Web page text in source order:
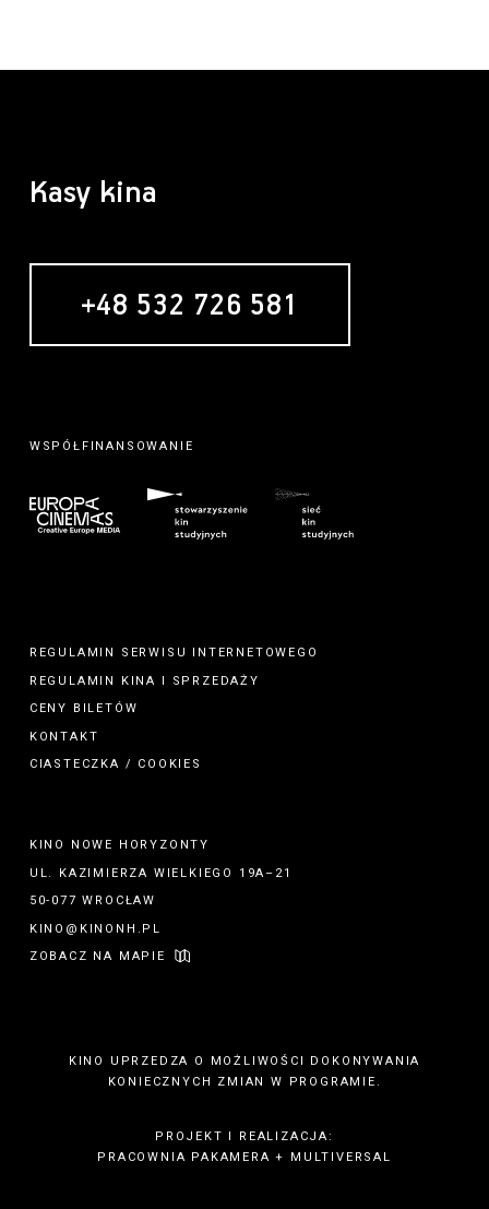
Kasy kina
+48 532 726 581
MECENAS
WSPÓŁFINANSOWANIE
REGULAMIN SERWISU INTERNETOWEGO
REGULAMIN KINA I
SPRZEDAŻY
CENY BILETÓW
KONTAKT
CIASTECZKA / COOKIES
KINO NOWE HORYZONTY
UL. KAZIMIERZA WIELKIEGO 19A–21
50-077 WROCŁAW
KINO@KINONH.PL
ZOBACZ NA MAPIE
KINO UPRZEDZA O MOŻLIWOŚCI DOKONYWANIA
KONIECZNYCH ZMIAN W PROGRAMIE.
PROJEKT I REALIZACJA:
PRACOWNIA PAKAMERA + MULTIVERSAL